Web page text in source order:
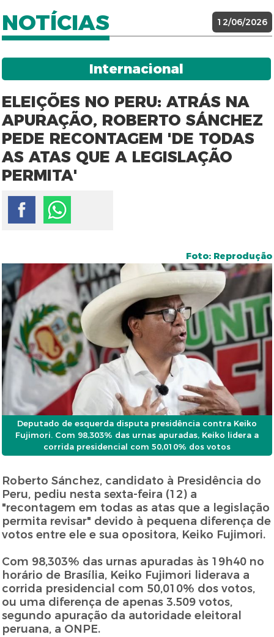
NOTÍCIAS 12/06/2026
Internacional
ELEIÇÕES NO PERU: ATRÁS NA
APURAÇÃO, ROBERTO SÁNCHEZ
PEDE RECONTAGEM 'DE TODAS
AS ATAS QUE A LEGISLAÇÃO
PERMITA'
Foto: Reprodução
Deputado de esquerda disputa presidência contra Keiko
Fujimori. Com 98,303% das urnas apuradas, Keiko lidera a
corrida presidencial com 50,010% dos votos
Roberto Sánchez, candidato à Presidência do
Peru, pediu nesta sexta-feira (12) a
"recontagem em todas as atas que a legislação
permita revisar" devido à pequena diferença de
votos entre ele e sua opositora, Keiko Fujimori.
Com 98,303% das urnas apuradas às 19h40 no
horário de Brasília, Keiko Fujimori liderava a
corrida presidencial com 50,010% dos votos,
ou uma diferença de apenas 3.509 votos,
segundo apuração da autoridade eleitoral
peruana, a ONPE.